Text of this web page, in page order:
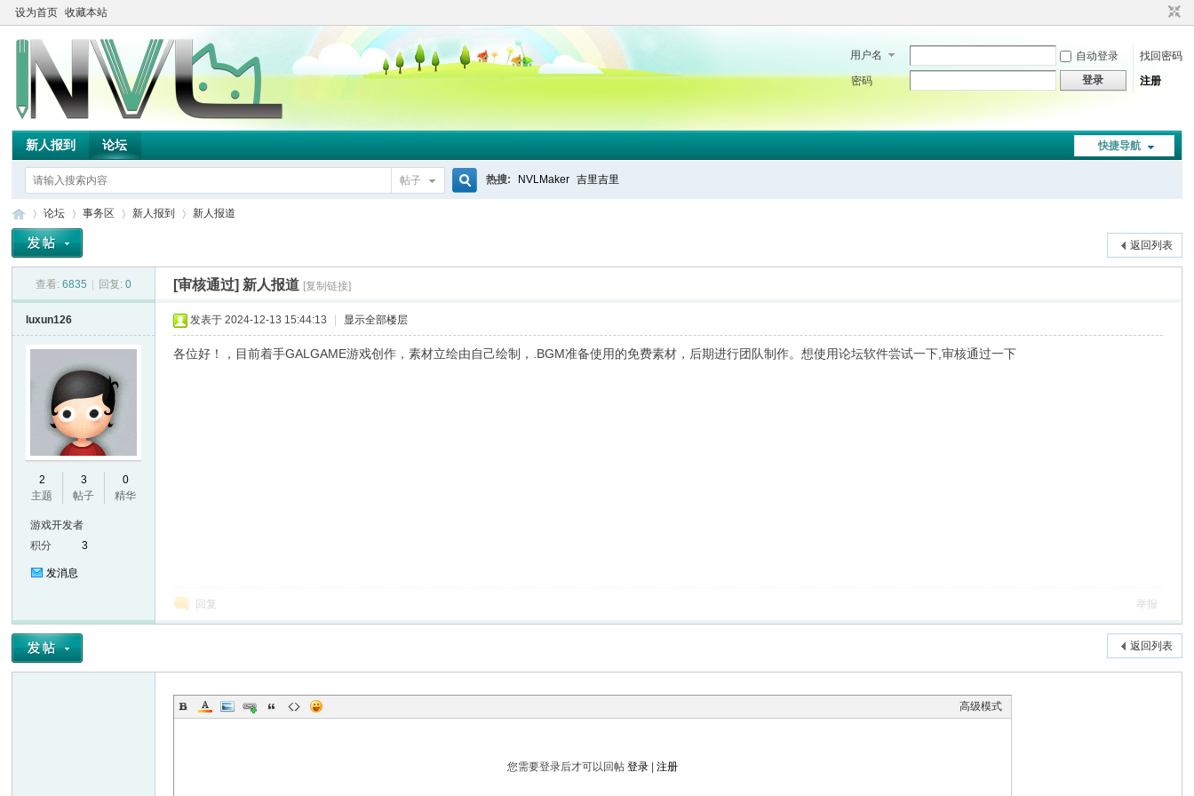
设为首页 收藏本站
用户名 自动登录
找回密码
密码
登录 注册
快捷导航
新人报到 论坛
帖子 热搜: NVLMaker 吉里吉里
论坛
›
事务区
›
新人报到
›
新人报道
返回列表
查看: 6835 回复: 0 [审核通过] 新人报道 [复制链接]
luxun126
2
主题
3
帖子
0
精华
游戏开发者
积分
3
发消息
发表于 2024-12-13 15:44:13 显示全部楼层
各位好！，目前着手GALGAME游戏创作，素材立绘由自己绘制，.BGM准备使用的免费素材，后期进行团队制作。想使用论坛软件尝试一下,审核通过一下
回复 举报
返回列表
高级模式
您需要登录后才可以回帖登录 |注册